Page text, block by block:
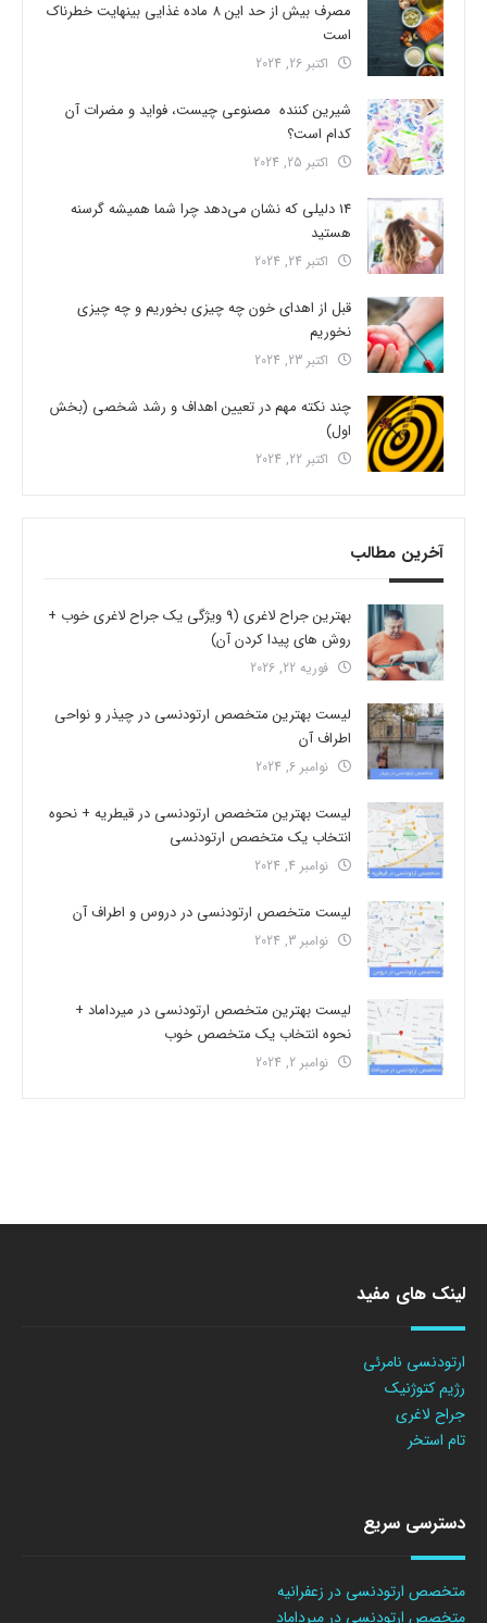
مصرف بیش از حد این 8 ماده غذایی بینهایت خطرناک
است
اکتبر 26, 2024
شیرین کننده مصنوعی چیست، فواید و مضرات آن
کدام است؟
اکتبر 25, 2024
14 دلیلی که نشان می‌دهد چرا شما همیشه گرسنه
هستید
اکتبر 24, 2024
قبل از اهدای خون چه چیزی بخوریم و چه چیزی
نخوریم
اکتبر 23, 2024
چند نکته مهم در تعیین اهداف و رشد شخصی (بخش
اول)
اکتبر 22, 2024
آخرین مطالب
بهترین جراح لاغری (9 ویژگی یک جراح لاغری خوب +
روش های پیدا کردن آن)
فوریه 22, 2026
لیست بهترین متخصص ارتودنسی در چیذر و نواحی
اطراف آن
نوامبر 6, 2024
لیست بهترین متخصص ارتودنسی در قیطریه + نحوه
انتخاب یک متخصص ارتودنسی
نوامبر 4, 2024
لیست متخصص ارتودنسی در دروس و اطراف آن
نوامبر 3, 2024
لیست بهترین متخصص ارتودنسی در میرداماد +
نحوه انتخاب یک متخصص خوب
نوامبر 2, 2024
لینک های مفید
ارتودنسی نامرئی
رژیم کتوژنیک
جراح لاغری
تام استخر
دسترسی سریع
متخصص ارتودنسی در زعفرانیه
متخصص ارتودنسی در میرداماد